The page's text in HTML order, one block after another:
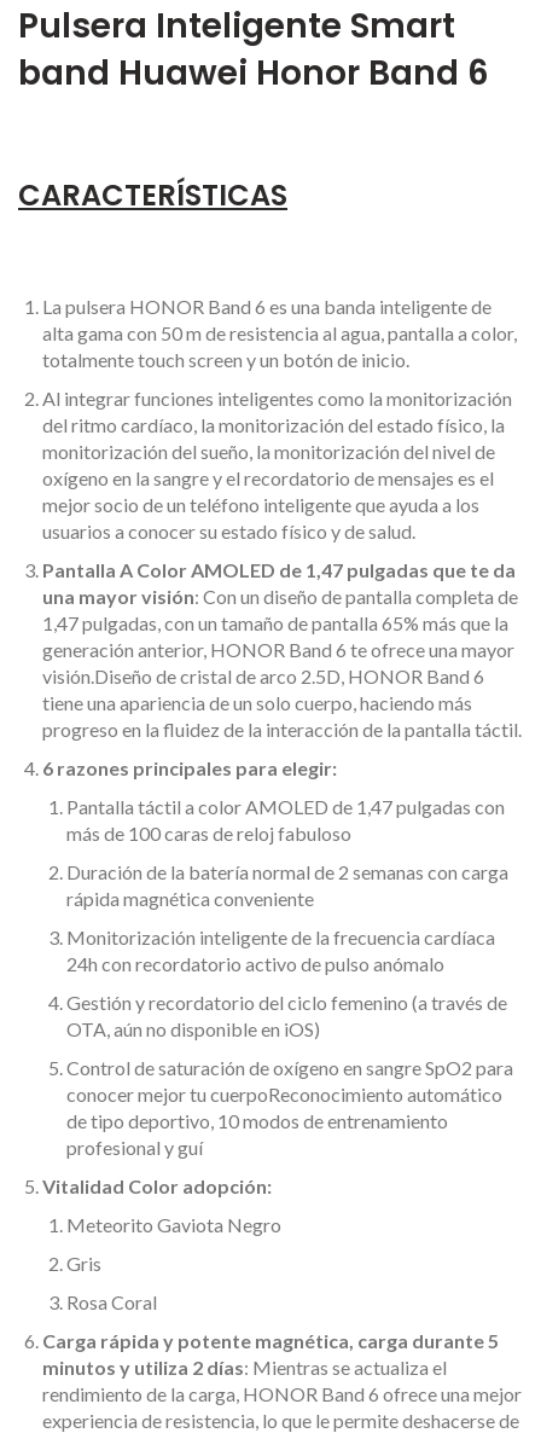
Pulsera Inteligente Smart
band Huawei Honor Band 6
CARACTERÍSTICAS
La pulsera HONOR Band 6 es una banda inteligente de
alta gama con 50 m de resistencia al agua, pantalla a color,
totalmente touch screen y un botón de inicio.
Al integrar funciones inteligentes como la monitorización
del ritmo cardíaco, la monitorización del estado físico, la
monitorización del sueño, la monitorización del nivel de
oxígeno en la sangre y el recordatorio de mensajes es el
mejor socio de un teléfono inteligente que ayuda a los
usuarios a conocer su estado físico y de salud.
Pantalla A Color AMOLED de 1,47 pulgadas que te da
una mayor visión: Con un diseño de pantalla completa de
1,47 pulgadas, con un tamaño de pantalla 65% más que la
generación anterior, HONOR Band 6 te ofrece una mayor
visión.Diseño de cristal de arco 2.5D, HONOR Band 6
tiene una apariencia de un solo cuerpo, haciendo más
progreso en la fluidez de la interacción de la pantalla táctil.
6 razones principales para elegir:
Pantalla táctil a color AMOLED de 1,47 pulgadas con
más de 100 caras de reloj fabuloso
Duración de la batería normal de 2 semanas con carga
rápida magnética conveniente
Monitorización inteligente de la frecuencia cardíaca
24h con recordatorio activo de pulso anómalo
Gestión y recordatorio del ciclo femenino (a través de
OTA, aún no disponible en iOS)
Control de saturación de oxígeno en sangre SpO2 para
conocer mejor tu cuerpoReconocimiento automático
de tipo deportivo, 10 modos de entrenamiento
profesional y guí
Vitalidad Color adopción:
Meteorito Gaviota Negro
Gris
Rosa Coral
Carga rápida y potente magnética, carga durante 5
minutos y utiliza 2 días: Mientras se actualiza el
rendimiento de la carga, HONOR Band 6 ofrece una mejor
experiencia de resistencia, lo que le permite deshacerse de